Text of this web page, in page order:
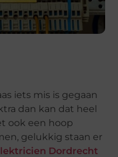
iets mis is gegaan
dan kan dat heel
ook een hoop
gelukkig staan er
Dordrecht